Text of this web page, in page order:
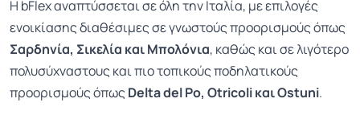
Η bFlex αναπτύσσεται σε όλη την Ιταλία, με επιλογές
ενοικίασης διαθέσιμες σε γνωστούς προορισμούς όπως
Σαρδηνία, Σικελία και Μπολόνια, καθώς και σε λιγότερο
πολυσύχναστους και πιο τοπικούς ποδηλατικούς
προορισμούς όπως Delta del Po, Otricoli και Ostuni.